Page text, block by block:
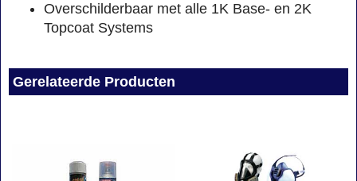
Overschilderbaar met alle 1K Base- en 2K
Topcoat Systems
Gerelateerde Producten